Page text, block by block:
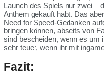
Launch des Spiels nur zwei –
Anthem gekauft habt. Das
Need for Speed-Gedanken
bringen können, abseits von
sind bescheiden, wenn es um
sehr teuer, wenn ihr mit
Fazit: